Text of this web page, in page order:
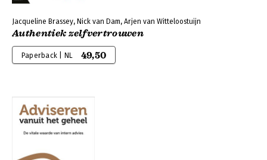
Jacqueline Brassey, Nick van Dam, Arjen van Witteloostuijn
Authentiek zelfvertrouwen
Paperback | NL 49,50